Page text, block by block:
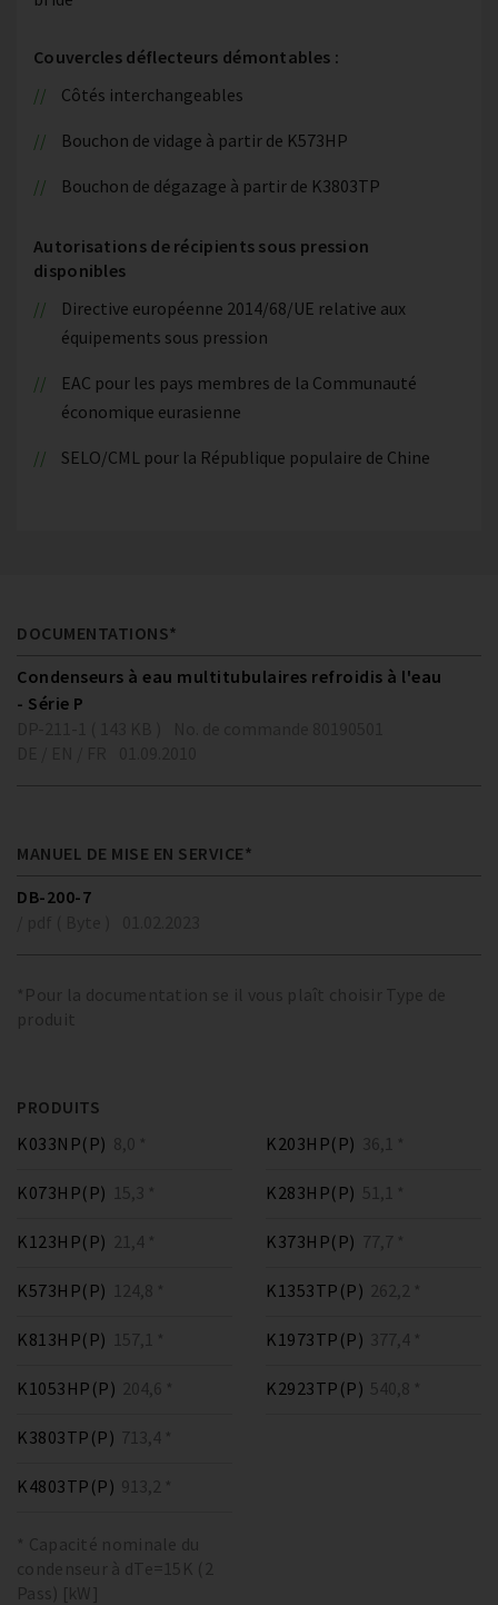
Couvercles déflecteurs démontables :
Côtés interchangeables
Bouchon de vidage à partir de K573HP
Bouchon de dégazage à partir de K3803TP
Autorisations de récipients sous pression
disponibles
Directive européenne 2014/68/UE relative aux
équipements sous pression
EAC pour les pays membres de la Communauté
économique eurasienne
SELO/CML pour la République populaire de Chine
DOCUMENTATIONS*
Condenseurs à eau multitubulaires refroidis à l'eau
- Série P
MANUEL DE MISE EN SERVICE*
DB-200-7
*Pour la documentation se il vous plaît choisir Type de
produit
PRODUITS
K033NP(P) 8,0 *
K073HP(P) 15,3 *
K123HP(P) 21,4 *
K203HP(P) 36,1 *
K283HP(P) 51,1 *
K373HP(P) 77,7 *
K573HP(P) 124,8 *
K813HP(P) 157,1 *
K1053HP(P) 204,6 *
K1353TP(P) 262,2 *
K1973TP(P) 377,4 *
K2923TP(P) 540,8 *
K3803TP(P) 713,4 *
K4803TP(P) 913,2 *
* Capacité nominale du
condenseur à dTe=15K (2
Pass) [kW]